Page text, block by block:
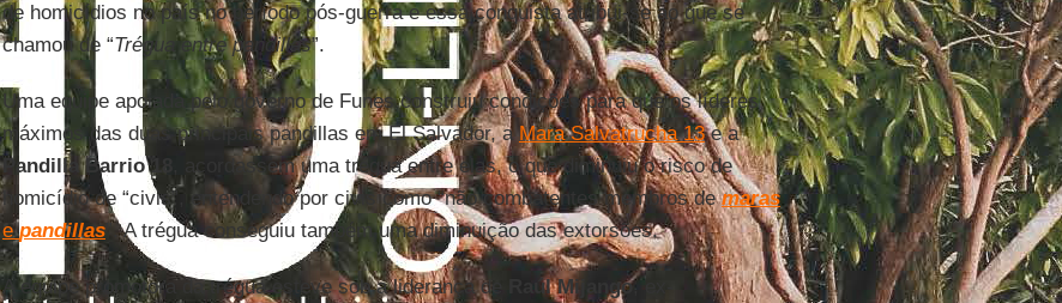
de homicídios no país no período pós-guerra e essa conquista atribui-se ao que se
chamou de “Trégua entre pandillas”.
Uma equipe apoiada pelo governo de Funes construiu condições para que os líderes
máximos das duas principais pandillas em El Salvador, aMara Salvatrucha 13e a
Pandilla Barrio 18
, acordassem uma trégua entre elas, o que diminuiu o risco de
homicídio de “civis”, entendendo por civis como “não combatentes membros demaras
epandillas”. A trégua conseguiu também uma diminuição das extorsões.
A equipe promotora da trégua esteve sob a liderança de Raúl Mijango, ex-